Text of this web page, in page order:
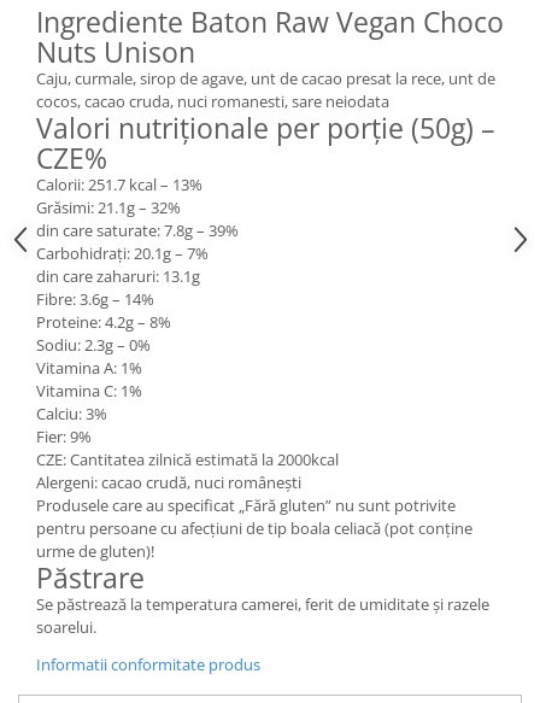
Ingrediente Baton Raw Vegan Choco
Nuts Unison
Caju, curmale, sirop de agave, unt de cacao presat la rece, unt de
cocos, cacao cruda, nuci romanesti, sare neiodata
Valori nutriţionale per porţie (50g) –
CZE%
Calorii: 251.7 kcal – 13%
Grăsimi: 21.1g – 32%
din care saturate: 7.8g – 39%
Carbohidraţi: 20.1g – 7%
din care zaharuri: 13.1g
Fibre: 3.6g – 14%
Proteine: 4.2g – 8%
Sodiu: 2.3g – 0%
Vitamina A: 1%
Vitamina C: 1%
Calciu: 3%
Fier: 9%
CZE: Cantitatea zilnică estimată la 2000kcal
Alergeni: cacao crudă, nuci româneşti
Produsele care au specificat „Fără gluten” nu sunt potrivite
pentru persoane cu afecțiuni de tip boala celiacă (pot conține
urme de gluten)!
Păstrare
Se păstrează la temperatura camerei, ferit de umiditate şi razele
soarelui.
Informatii conformitate produs